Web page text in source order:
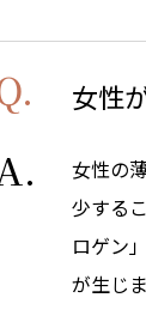
女性
女性の
少する
ロゲン
が生じま